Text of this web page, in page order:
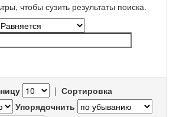
чтобы сузить результаты поиска.
| Сортировка
Упорядочнить